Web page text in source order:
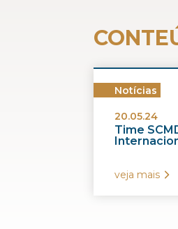
Notícias
20.05.24
Time
veja mais